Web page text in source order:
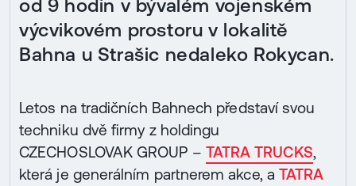
od 9 hodin v bývalém vojenském
výcvikovém prostoru v lokalitě
Bahna u Strašic nedaleko Rokycan.
Letos na tradičních Bahnech představí svou
techniku dvě firmy z holdingu
CZECHOSLOVAK GROUP – TATRA TRUCKS,
která je generálním partnerem akce, a TATRA